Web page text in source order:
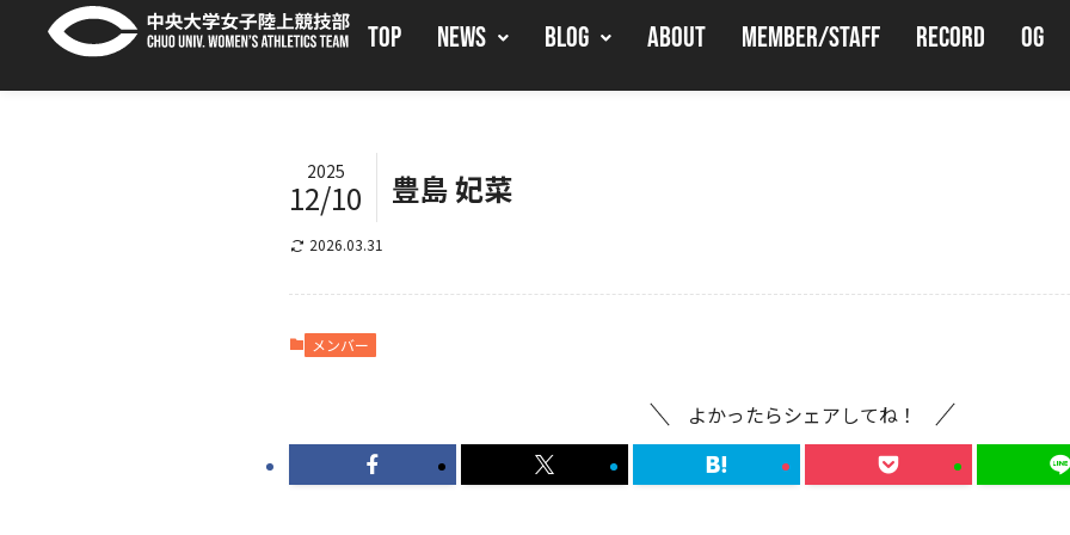
TOP NEWS BLOG ABOUT MEMBER/STAFF RECORD OG
豊島 妃菜
2025
12/10
2026.03.31
メンバー
よかったらシェアしてね！